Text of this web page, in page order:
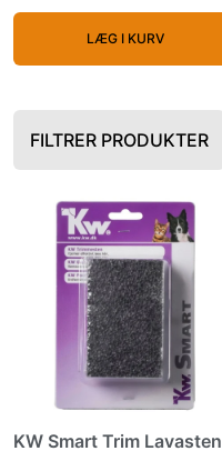
LÆG I KURV
FILTRER PRODUKTER
KW Smart Trim Lavasten